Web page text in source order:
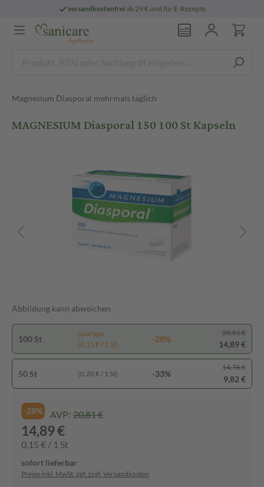
versandkostenfreiab 29 € und für E-Rezepte
Magnesium Diasporal mehrmals täglich
MAGNESIUM Diasporal 150 100 St Kapseln
Abbildung kann abweichen
100 St
Spartipp
(0,15 € / 1 St)
-28%
20,81 €
14,89 €
50 St (0,20 € / 1 St) -33%
14,76 €
9,82 €
-28% AVP: 20,81 €
14,89 €
0,15 € / 1 St
sofort lieferbar
Preise inkl. MwSt. ggf. zzgl. Versandkosten